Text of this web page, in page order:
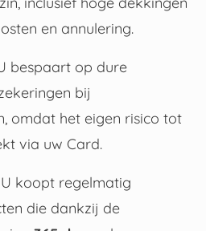
en annulering.
bespaart op dure
bij
omdat het eigen risico tot
via uw Card.
U koopt regelmatig
die dankzij de